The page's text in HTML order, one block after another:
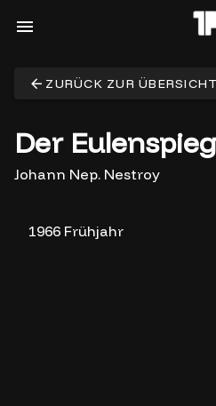
ZURÜCK ZUR ÜBERSICHT
Der
Johann Nep. Nestroy
1966 Frühjahr